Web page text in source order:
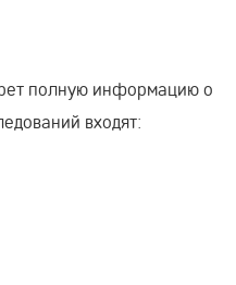
полную информацию о
входят: